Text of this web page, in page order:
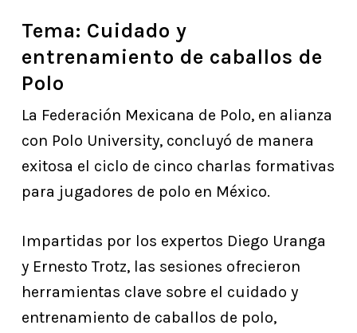
Tema: Cuidado y
entrenamiento de caballos de
Polo
La Federación Mexicana de Polo, en alianza
con Polo University, concluyó de manera
exitosa el ciclo de cinco charlas formativas
para jugadores de polo en México.
Impartidas por los expertos Diego Uranga
y Ernesto Trotz, las sesiones ofrecieron
herramientas clave sobre el cuidado y
entrenamiento de caballos de polo,